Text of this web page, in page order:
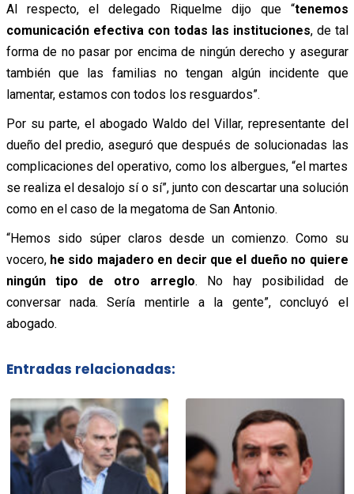
Al respecto, el delegado Riquelme dijo que “tenemos
comunicación efectiva con todas las instituciones, de tal
forma de no pasar por encima de ningún derecho y asegurar
también que las familias no tengan algún incidente que
lamentar, estamos con todos los resguardos”.
Por su parte, el abogado Waldo del Villar, representante del
dueño del predio, aseguró que después de solucionadas las
complicaciones del operativo, como los albergues, “el martes
se realiza el desalojo sí o sí”, junto con descartar una solución
como en el caso de la megatoma de San Antonio.
“Hemos sido súper claros desde un comienzo. Como su
vocero, he sido majadero en decir que el dueño no quiere
ningún tipo de otro arreglo. No hay posibilidad de
conversar nada. Sería mentirle a la gente”, concluyó el
abogado.
Entradas relacionadas: